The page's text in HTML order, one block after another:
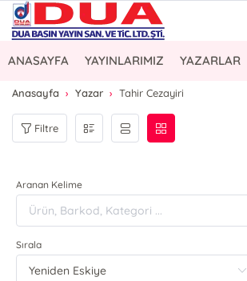
ANASAYFA YAYINLARIMIZ YAZARLAR
Anasayfa Yazar Tahir Cezayiri
Filtre
Aranan Kelime
Sırala